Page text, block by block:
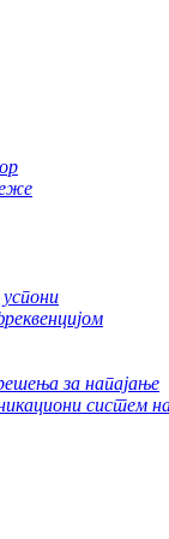
за напајање
систем